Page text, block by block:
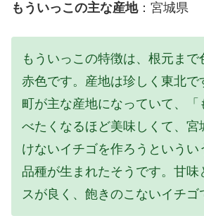
もういっこの主な産地：宮城県
もういっこの特徴は、根元まで
赤色です。産地は珍しく東北で
町が主な産地になっていて、「
べたくなるほど美味しくて、宮
けないイチゴを作ろうというい
品種が生まれたそうです。甘味
スが良く、飽きのこないイチゴ